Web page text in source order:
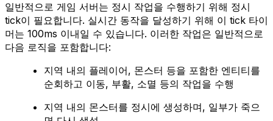
일반적으로 게임 서버는 정시 작업을 수행하기 위해 정시
tick이 필요합니다. 실시간 동작을 달성하기 위해 이 tick 타이
머는 100ms 이내일 수 있습니다. 이러한 작업은 일반적으로
다음 로직을 포함합니다:
지역 내의 플레이어, 몬스터 등을 포함한 엔티티를
순회하고 이동, 부활, 소멸 등의 작업을 수행
지역 내의 몬스터를 정시에 생성하며, 일부가 죽으